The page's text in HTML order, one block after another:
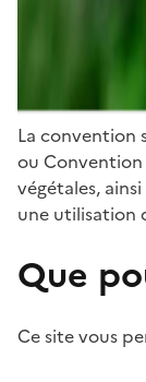
La convention
ou
végétales,
une utilisation
Que
Ce site vous